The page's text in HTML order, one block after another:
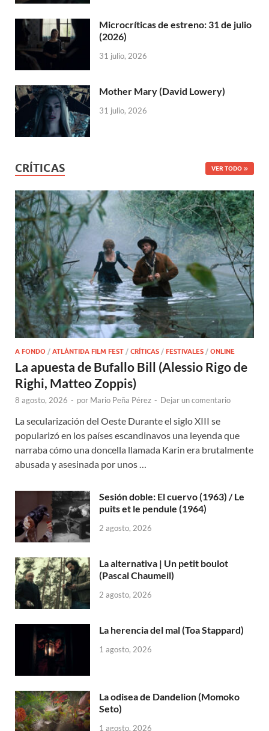
Microcríticas de estreno: 31 de julio
(2026)
31 julio, 2026
Mother Mary (David Lowery)
31 julio, 2026
CRÍTICAS VER TODO
A FONDO / ATLÁNTIDA FILM FEST / CRÍTICAS / FESTIVALES / ONLINE
La apuesta de Bufallo Bill (Alessio Rigo de
Righi, Matteo Zoppis)
8 agosto, 2026 - por Mario Peña Pérez - Dejar un comentario
La secularización del Oeste Durante el siglo XIII se
popularizó en los países escandinavos una leyenda que
narraba cómo una doncella llamada Karin era brutalmente
abusada y asesinada por unos …
Sesión doble: El cuervo (1963) / Le
puits et le pendule (1964)
2 agosto, 2026
La alternativa | Un petit boulot
(Pascal Chaumeil)
2 agosto, 2026
La herencia del mal (Toa Stappard)
1 agosto, 2026
La odisea de Dandelion (Momoko
Seto)
1 agosto, 2026